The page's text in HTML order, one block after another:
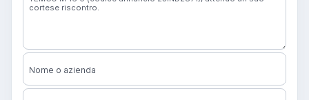
Nome o azienda